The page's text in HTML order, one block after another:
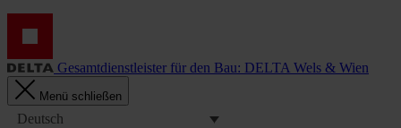
Gesamtdienstleister für den Bau: DELTA Wels & Wien
Menü schließen
Deutsch